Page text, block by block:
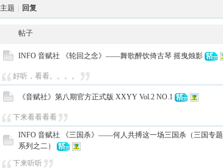
主题 回复
帖子
INFO 音赋社 《轮回之念》——舞歌醉饮倚古琴 摇曳烛影
好听，看看。。。。
《音赋社》第八期官方正式版 XXYY Vol.2 NO.1
下来看看看看
INFO 音赋社 《三国杀》——何人共搏这一场三国杀（三国专题
系列之二）
下来听听